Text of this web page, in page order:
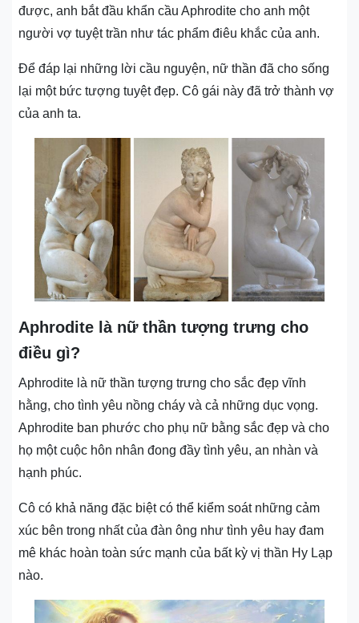
được, anh bắt đầu khẩn cầu Aphrodite cho anh một
người vợ tuyệt trần như tác phẩm điêu khắc của anh.
Để đáp lại những lời cầu nguyện, nữ thần đã cho sống
lại một bức tượng tuyệt đẹp. Cô gái này đã trở thành vợ
của anh ta.
Aphrodite là nữ thần tượng trưng cho
điều gì?
Aphrodite là nữ thần tượng trưng cho sắc đẹp vĩnh
hằng, cho tình yêu nồng cháy và cả những dục vọng.
Aphrodite ban phước cho phụ nữ bằng sắc đẹp và cho
họ một cuộc hôn nhân đong đầy tình yêu, an nhàn và
hạnh phúc.
Cô có khả năng đặc biệt có thể kiểm soát những cảm
xúc bên trong nhất của đàn ông như tình yêu hay đam
mê khác hoàn toàn sức mạnh của bất kỳ vị thần Hy Lạp
nào.